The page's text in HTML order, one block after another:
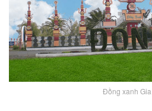
Đồng xanh